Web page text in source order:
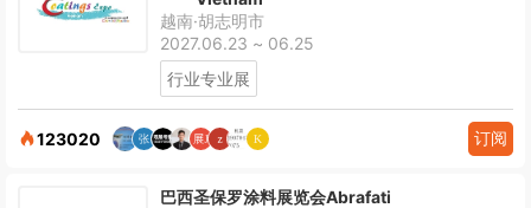
越南·胡志明市
2027.06.23 ~ 06.25
行业专业展
123020 订阅
巴西圣保罗涂料展览会Abrafati